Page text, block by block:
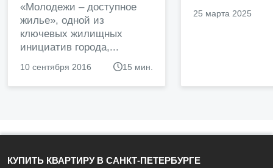
«Молодежи – доступное
жилье», одной из
ключевых жилищных
инициатив города,...
10 сентября 2016 15 мин.
25 марта 2025
КУПИТЬ КВАРТИРУ В САНКТ-ПЕТЕРБУРГЕ